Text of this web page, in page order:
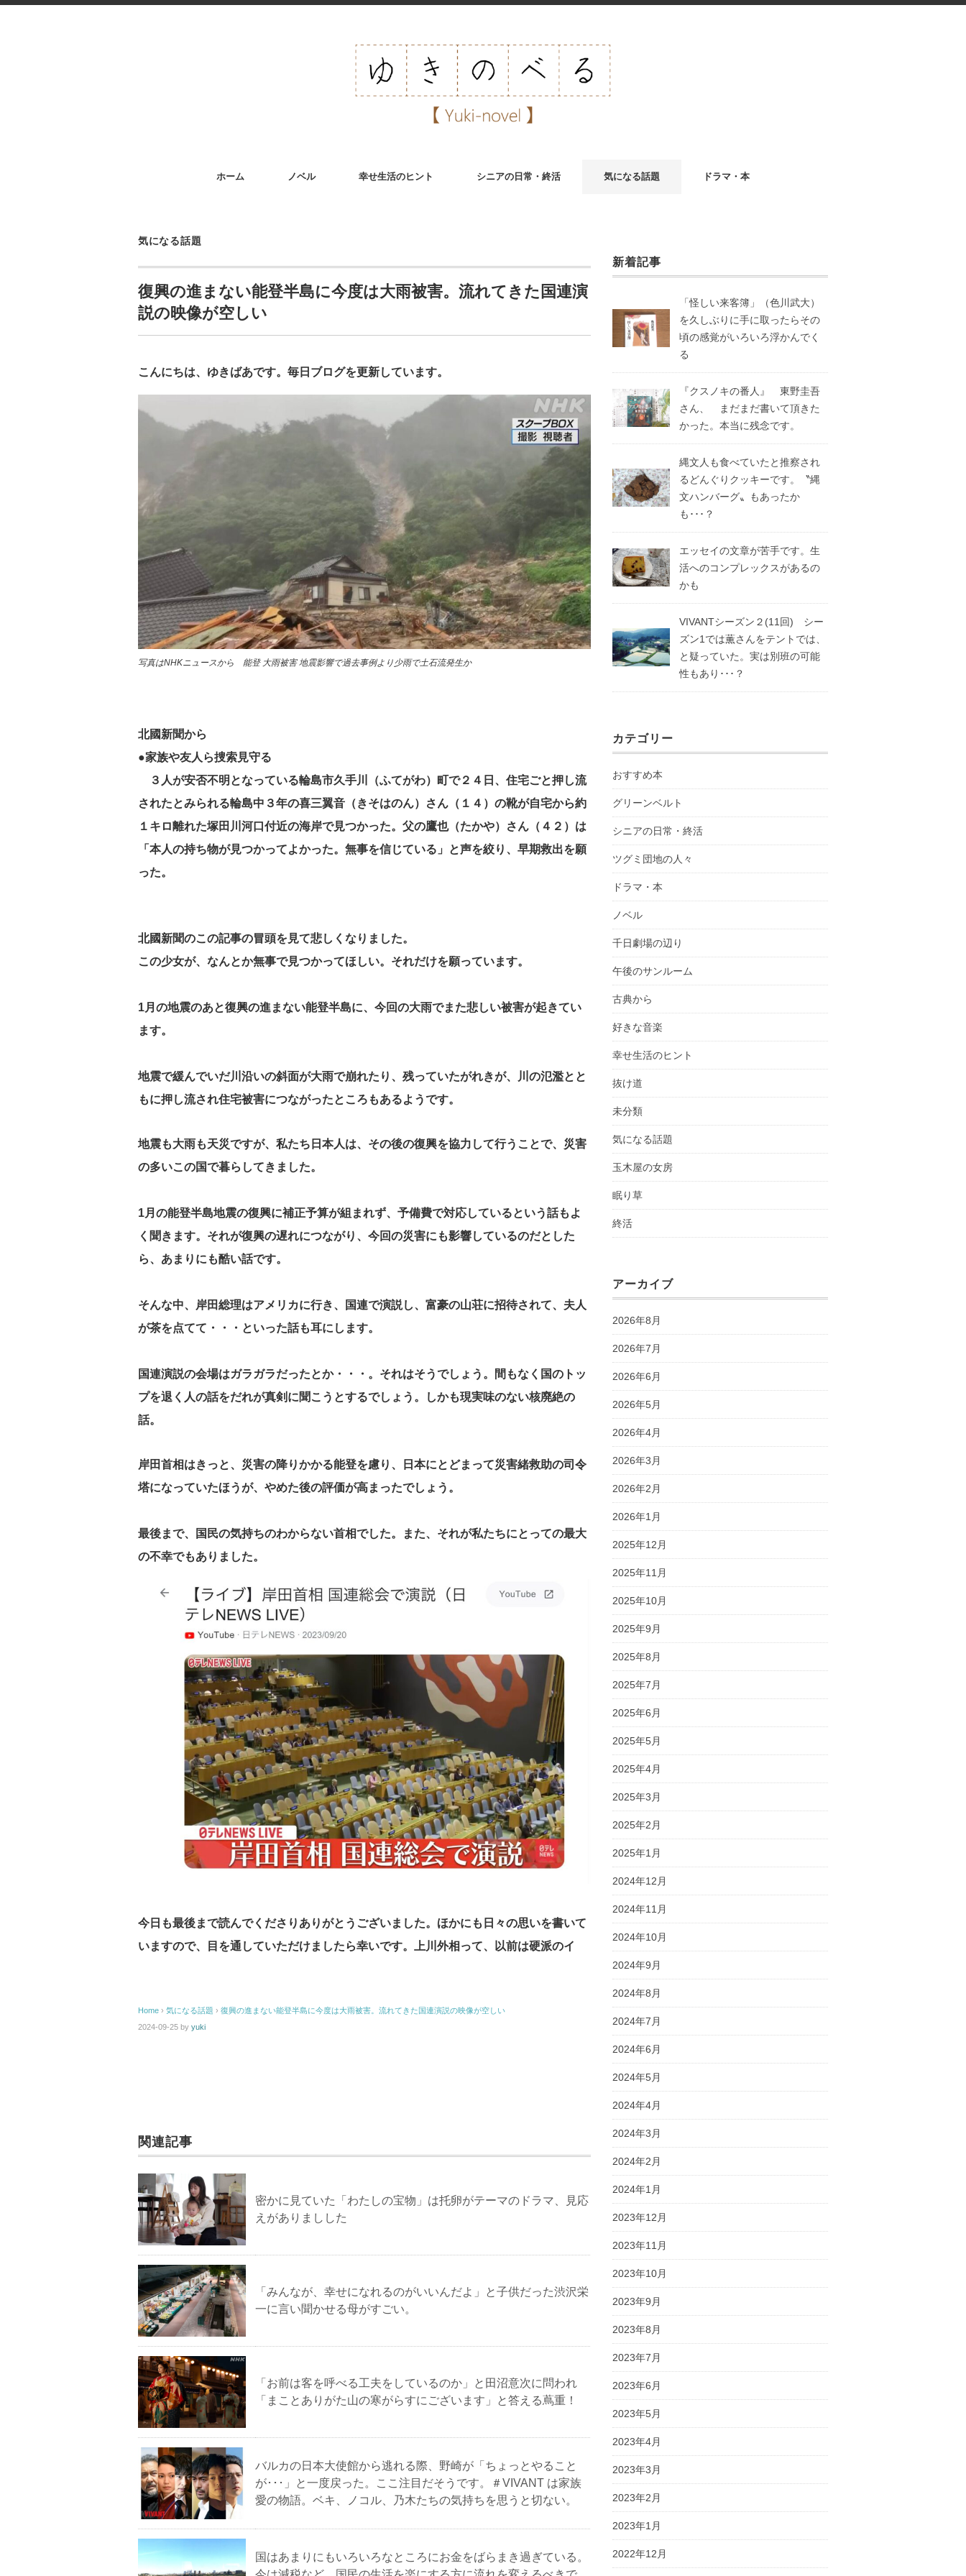
ホーム ノベル 幸せ生活のヒント シニアの日常・終活 気になる話題 ドラマ・本
気になる話題
復興の進まない能登半島に今度は大雨被害。流れてきた国連演
説の映像が空しい
こんにちは、ゆきばあです。毎日ブログを更新しています。
写真はNHKニュースから 能登 大雨被害 地震影響で過去事例より少雨で土石流発生か
北國新聞から
●家族や友人ら捜索見守る
３人が安否不明となっている輪島市久手川（ふてがわ）町で２４日、住宅ごと押し流
されたとみられる輪島中３年の喜三翼音（きそはのん）さん（１４）の靴が自宅から約
１キロ離れた塚田川河口付近の海岸で見つかった。父の鷹也（たかや）さん（４２）は
「本人の持ち物が見つかってよかった。無事を信じている」と声を絞り、早期救出を願
った。
北國新聞のこの記事の冒頭を見て悲しくなりました。
この少女が、なんとか無事で見つかってほしい。それだけを願っています。
1月の地震のあと復興の進まない能登半島に、今回の大雨でまた悲しい被害が起きてい
ます。
地震で緩んでいだ川沿いの斜面が大雨で崩れたり、残っていたがれきが、川の氾濫とと
もに押し流され住宅被害につながったところもあるようです。
地震も大雨も天災ですが、私たち日本人は、その後の復興を協力して行うことで、災害
の多いこの国で暮らしてきました。
1月の能登半島地震の復興に補正予算が組まれず、予備費で対応しているという話もよ
く聞きます。それが復興の遅れにつながり、今回の災害にも影響しているのだとした
ら、あまりにも酷い話です。
そんな中、岸田総理はアメリカに行き、国連で演説し、富豪の山荘に招待されて、夫人
が茶を点てて・・・といった話も耳にします。
国連演説の会場はガラガラだったとか・・・。それはそうでしょう。間もなく国のトッ
プを退く人の話をだれが真剣に聞こうとするでしょう。しかも現実味のない核廃絶の
話。
岸田首相はきっと、災害の降りかかる能登を慮り、日本にとどまって災害緒救助の司令
塔になっていたほうが、やめた後の評価が高まったでしょう。
最後まで、国民の気持ちのわからない首相でした。また、それが私たちにとっての最大
の不幸でもありました。
今日も最後まで読んでくださりありがとうございました。ほかにも日々の思いを書いて
いますので、目を通していただけましたら幸いです。上川外相って、以前は硬派のイ
Home › 気になる話題 › 復興の進まない能登半島に今度は大雨被害。流れてきた国連演説の映像が空しい
2024-09-25 by yuki
関連記事
密かに見ていた「わたしの宝物」は托卵がテーマのドラマ、見応
えがありましした
「みんなが、幸せになれるのがいいんだよ」と子供だった渋沢栄
一に言い聞かせる母がすごい。
「お前は客を呼べる工夫をしているのか」と田沼意次に問われ
「まことありがた山の寒がらすにございます」と答える蔦重！
バルカの日本大使館から逃れる際、野崎が「ちょっとやること
が･･･」と一度戻った。ここ注目だそうです。＃VIVANT は家族
愛の物語。ベキ、ノコル、乃木たちの気持ちを思うと切ない。
国はあまりにもいろいろなところにお金をばらまき過ぎている。
新着記事
「怪しい来客簿」（色川武大）
を久しぶりに手に取ったらその
頃の感覚がいろいろ浮かんでく
る
『クスノキの番人』 東野圭吾
さん、 まだまだ書いて頂きた
かった。本当に残念です。
縄文人も食べていたと推察され
るどんぐりクッキーです。〝縄
文ハンバーグ〟もあったか
も･･･？
エッセイの文章が苦手です。生
活へのコンプレックスがあるの
かも
VIVANTシーズン２(11回) シー
ズン1では薫さんをテントでは、
と疑っていた。実は別班の可能
性もあり･･･？
カテゴリー
おすすめ本
グリーンベルト
シニアの日常・終活
ツグミ団地の人々
ドラマ・本
ノベル
千日劇場の辺り
午後のサンルーム
古典から
好きな音楽
幸せ生活のヒント
抜け道
未分類
気になる話題
玉木屋の女房
眠り草
終活
アーカイブ
2026年8月
2026年7月
2026年6月
2026年5月
2026年4月
2026年3月
2026年2月
2026年1月
2025年12月
2025年11月
2025年10月
2025年9月
2025年8月
2025年7月
2025年6月
2025年5月
2025年4月
2025年3月
2025年2月
2025年1月
2024年12月
2024年11月
2024年10月
2024年9月
2024年8月
2024年7月
2024年6月
2024年5月
2024年4月
2024年3月
2024年2月
2024年1月
2023年12月
2023年11月
2023年10月
2023年9月
2023年8月
2023年7月
2023年6月
2023年5月
2023年4月
2023年3月
2023年2月
2023年1月
2022年12月